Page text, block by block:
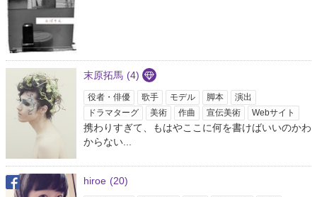
末原拓馬 (4)
役者・俳優 歌手 モデル 脚本
演出
ドラマターグ
美術 作曲 宣伝美術 Webサイト
携わりすぎて、もはやここに何を書けばいいのかわ
からない...
hiroe (20)